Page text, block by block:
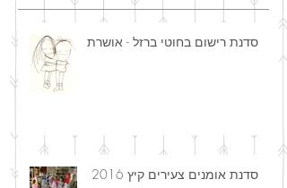
סדנת רישום בחוטי ברזל - אושרת
סדנת אומנים צעירים קיץ 2016